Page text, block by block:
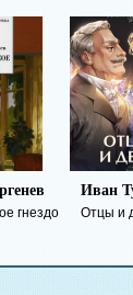
Тургенев
и дети